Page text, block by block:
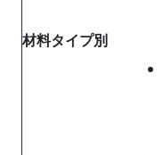
材料タイプ別